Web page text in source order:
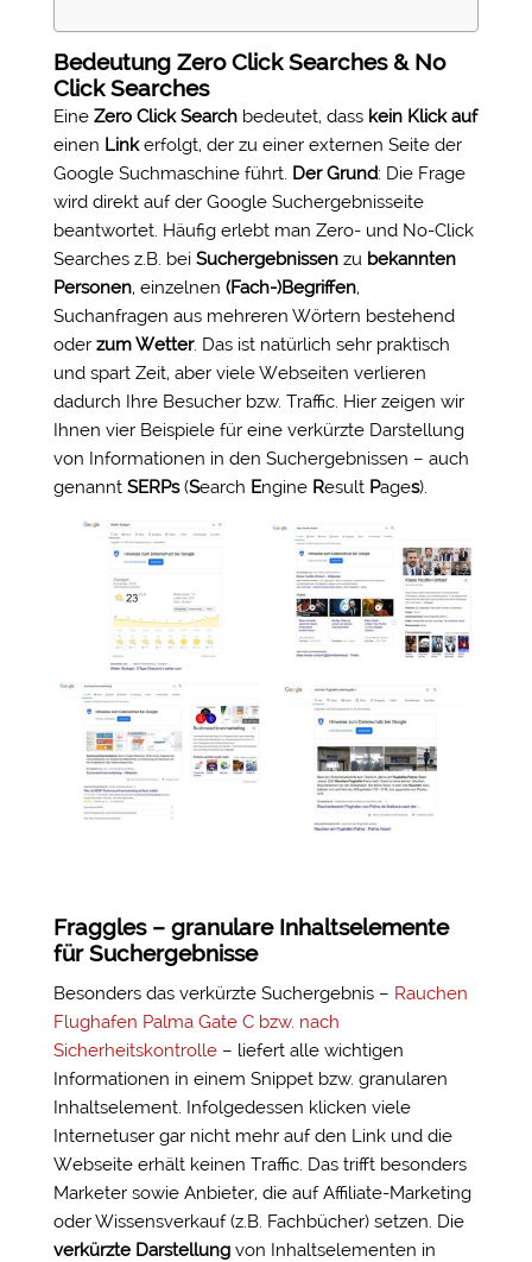
Bedeutung Zero Click Searches & No
Click Searches
Eine Zero Click Searchbedeutet, dass kein Klick auf
einen Linkerfolgt, der zu einer externen Seite der
Google Suchmaschine führt. Der Grund: Die Frage
wird direkt auf der Google Suchergebnisseite
beantwortet. Häufig erlebt man Zero- und No-Click
Searches z.B. bei Suchergebnissenzu bekannten
Personen, einzelnen (Fach-)Begriffen,
Suchanfragen aus mehreren Wörtern bestehend
oder zum Wetter. Das ist natürlich sehr praktisch
und spart Zeit, aber viele Webseiten verlieren
dadurch Ihre Besucher bzw. Traffic. Hier zeigen wir
Ihnen vier Beispiele für eine verkürzte Darstellung
von Informationen in den Suchergebnissen – auch
genannt SERPs(Search Engine Result Pages).
Fraggles – granulare Inhaltselemente
für Suchergebnisse
Besonders das verkürzte Suchergebnis – Rauchen
Flughafen Palma Gate C bzw. nach
Sicherheitskontrolle– liefert alle wichtigen
Informationen in einem Snippet bzw. granularen
Inhaltselement. Infolgedessen klicken viele
Internetuser gar nicht mehr auf den Link und die
Webseite erhält keinen Traffic. Das trifft besonders
Marketer sowie Anbieter, die aufAffiliate-Marketing
oder Wissensverkauf (z.B. Fachbücher) setzen. Die
verkürzte Darstellungvon Inhaltselementen in